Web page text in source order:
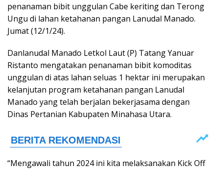
penanaman bibit unggulan Cabe keriting dan Terong
Ungu di lahan ketahanan pangan Lanudal Manado.
Jumat (12/1/24).
Danlanudal Manado Letkol Laut (P) Tatang Yanuar
Ristanto mengatakan penanaman bibit komoditas
unggulan di atas lahan seluas 1 hektar ini merupakan
kelanjutan program ketahanan pangan Lanudal
Manado yang telah berjalan bekerjasama dengan
Dinas Pertanian Kabupaten Minahasa Utara.
“Mengawali tahun 2024 ini kita melaksanakan Kick Off